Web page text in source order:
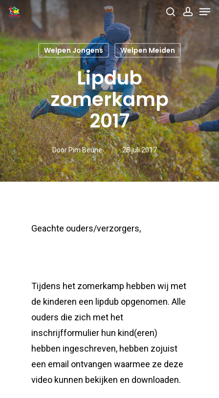
Skip
to
main
content
search
Welpen Jongens Welpen Meiden
Lipdub
zomerkamp
2017
DoorPim Beune 28 juli 2017
Geachte ouders/verzorgers,
Tijdens het zomerkamp hebben wij met
de kinderen een lipdub opgenomen. Alle
ouders die zich met het
inschrijfformulier hun kind(eren)
hebben ingeschreven, hebben zojuist
een email ontvangen waarmee ze deze
video kunnen bekijken en downloaden.